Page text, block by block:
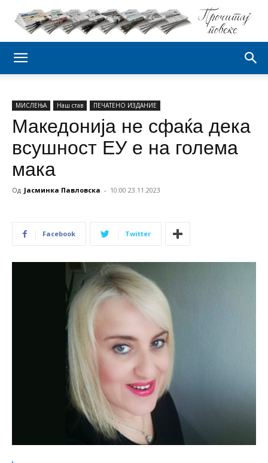
МИСЛЕЊА Наш став ПЕЧАТЕНО ИЗДАНИЕ
Македонија не сфаќа дека
всушност ЕУ е на голема
мака
Од Јасминка Павловска - 10:00 23.11.2023
Facebook Twitter